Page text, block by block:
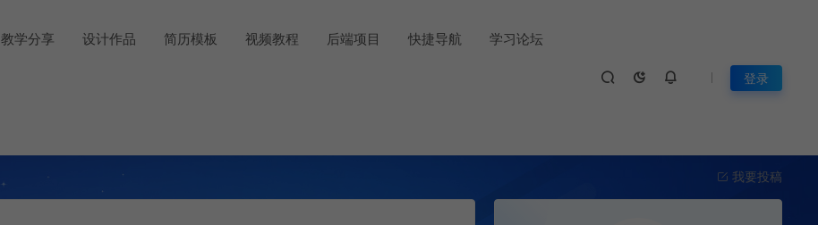
教学分享 设计作品 简历模板 视频教程 后端项目 快捷导航 学习论坛
登录
我要投稿